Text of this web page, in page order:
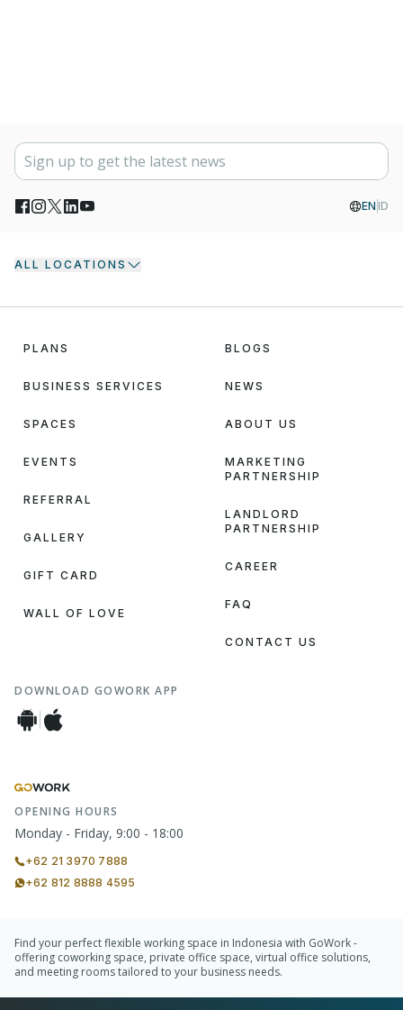
EN ID
ALL LOCATIONS
PLANS
BUSINESS SERVICES
SPACES
EVENTS
REFERRAL
GALLERY
GIFT CARD
WALL OF LOVE
BLOGS
NEWS
ABOUT US
MARKETING
PARTNERSHIP
LANDLORD
PARTNERSHIP
CAREER
FAQ
CONTACT US
DOWNLOAD GOWORK APP
OPENING HOURS
Monday - Friday, 9:00 - 18:00
+62 21 3970 7888
+62 812 8888 4595
Find your perfect flexible working space in Indonesia with GoWork -
offering coworking space, private office space, virtual office solutions,
and meeting rooms tailored to your business needs.